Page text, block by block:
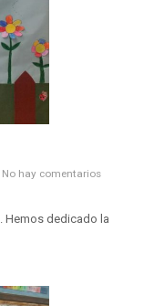
No hay comentarios
Hemos dedicado la